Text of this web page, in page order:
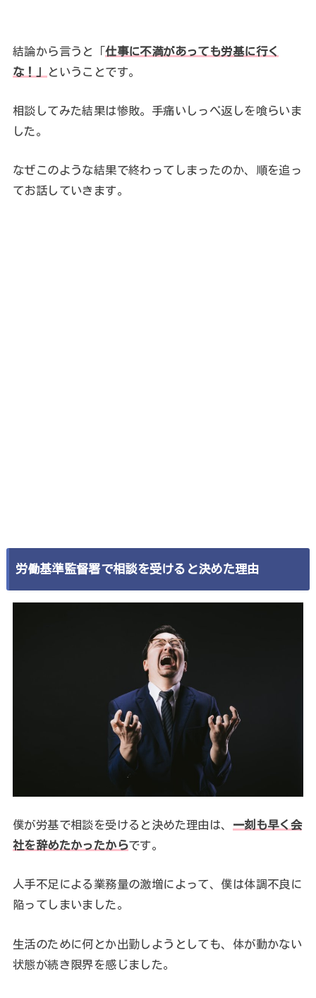
結論から言うと「仕事に不満があっても労基に行く
な！」
ということです。
相談してみた結果は惨敗。手痛いしっぺ返しを喰らいま
した。
なぜこのような結果で終わってしまったのか、順を追っ
てお話していきます。
労働基準監督署で相談を受けると決めた理由
僕が労基で相談を受けると決めた理由は、 一刻も早く会
社を辞めたかったからです。
人手不足による業務量の激増によって、僕は体調不良に
陥ってしまいました。
生活のために何とか出勤しようとしても、体が動かない
状態が続き限界を感じました。